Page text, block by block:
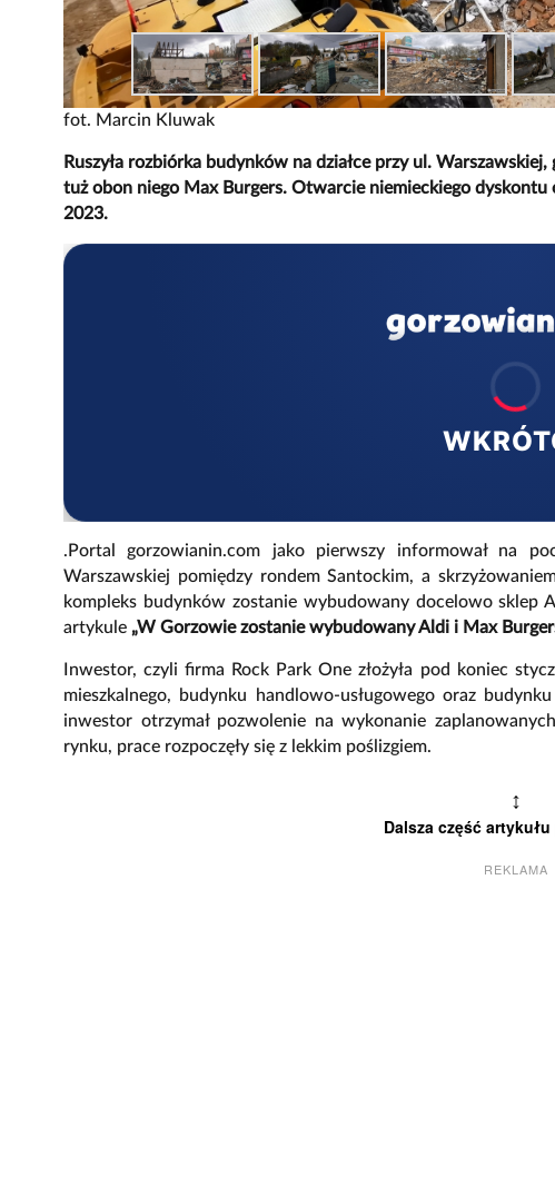
fot. Marcin Kluwak
Ruszyła rozbiórka budynków na działce przy ul.
tuż obon niego Max Burgers. Otwarcie niemieckiego
2023.
.Portal gorzowianin.com jako pierwszy informował na
Warszawskiej pomiędzy rondem Santockim, a
kompleks budynków zostanie wybudowany docelowo
artykule „W Gorzowie zostanie wybudowany Aldi i Max
Inwestor, czyli firma Rock Park One złożyła pod koniec
mieszkalnego, budynku handlowo-usługowego oraz
inwestor otrzymał pozwolenie na wykonanie
rynku, prace rozpoczęły się z lekkim poślizgiem.
↕
Dalsza część
REKLAMA